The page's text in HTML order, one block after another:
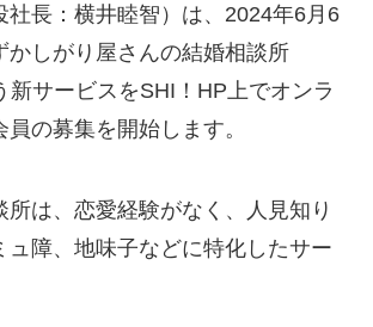
社長：横井睦智）は、2024年6月6
かしがり屋さんの結婚相談所
新サービスをSHI！HP上でオンラ
の募集を開始します。
は、恋愛経験がなく、人見知り
ュ障、地味子などに特化したサー